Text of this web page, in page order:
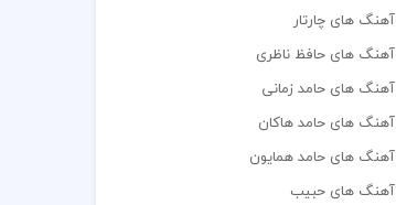
آهنگ های چارتار
آهنگ های حافظ ناظری
آهنگ های حامد زمانی
آهنگ های حامد هاکان
آهنگ های حامد همایون
آهنگ های حبیب